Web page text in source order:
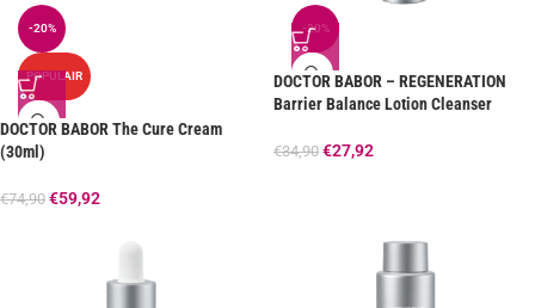
-20%
POPULAIR
DOCTOR BABOR The Cure Cream
(30ml)
€74,90 €59,92
-20%
DOCTOR BABOR – REGENERATION
Barrier Balance Lotion Cleanser
€34,90 €27,92